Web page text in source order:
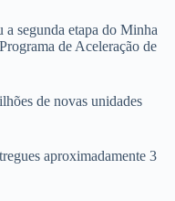
segunda etapa do Minha
de Aceleração de
de novas unidades
aproximadamente 3